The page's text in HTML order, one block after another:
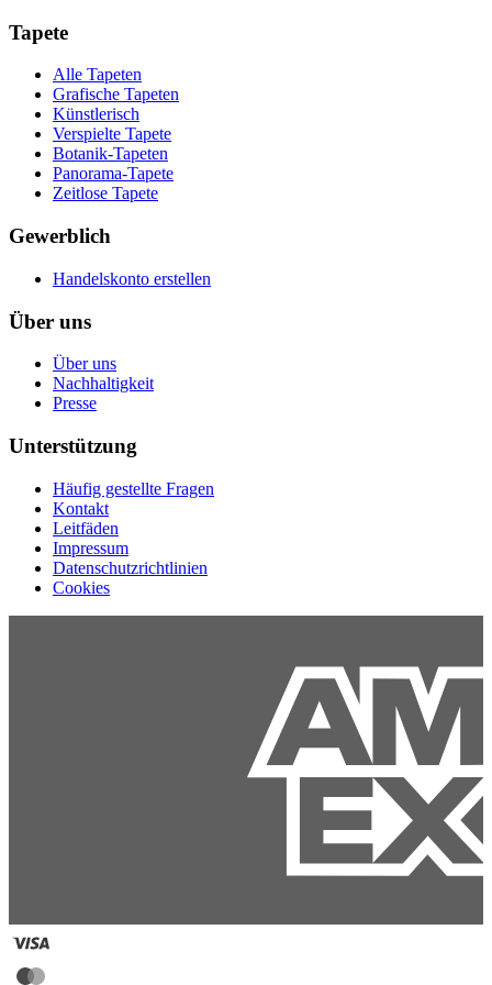
Tapete
Alle Tapeten
Grafische Tapeten
Künstlerisch
Verspielte Tapete
Botanik-Tapeten
Panorama-Tapete
Zeitlose Tapete
Gewerblich
Handelskonto erstellen
Über uns
Über uns
Nachhaltigkeit
Presse
Unterstützung
Häufig gestellte Fragen
Kontakt
Leitfäden
Impressum
Datenschutzrichtlinien
Cookies